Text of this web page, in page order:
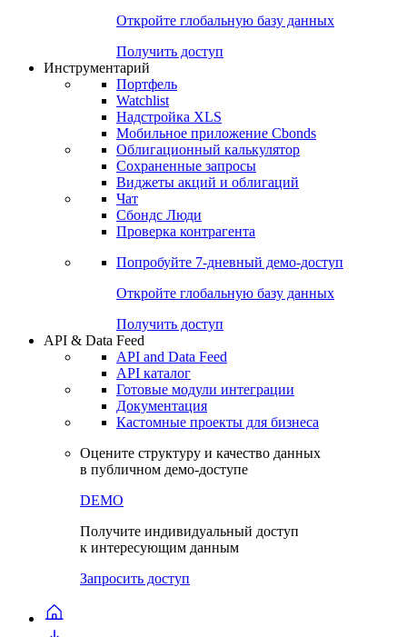
Откройте глобальную базу данных
Получить доступ
Инструментарий
Портфель
Watchlist
Надстройка XLS
Мобильное приложение Cbonds
Облигационный калькулятор
Сохраненные запросы
Виджеты акций и облигаций
Чат
Сбондс Люди
Проверка контрагента
Попробуйте 7-дневный демо-доступ
Откройте глобальную базу данных
Получить доступ
API & Data Feed
API and Data Feed
API каталог
Готовые модули интеграции
Документация
Кастомные проекты для бизнеса
Оцените структуру и качество данных
в публичном демо-доступе
DEMO
Получите индивидуальный доступ
к интересующим данным
Запросить доступ